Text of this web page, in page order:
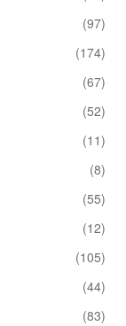
(97)
(174)
(67)
(52)
(11)
(8)
(55)
(12)
(105)
(44)
(83)